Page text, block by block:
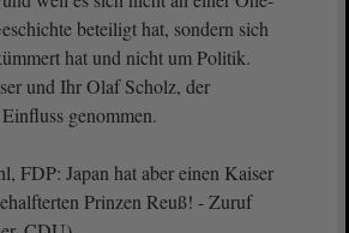
beteiligt hat, sondern sich
hat und nicht um Politik.
und Ihr Olaf Scholz, der
genommen.
FDP: Japan hat aber einen Kaiser
Prinzen Reuß! - Zuruf